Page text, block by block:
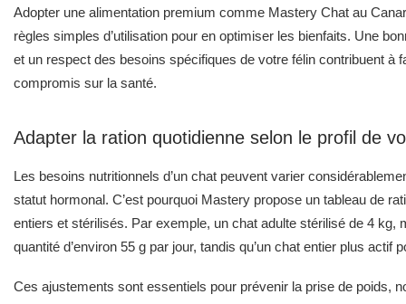
Adopter une alimentation premium comme Mastery Chat au
règles simples d’utilisation pour en optimiser les bienfaits. Une
et un respect des besoins spécifiques de votre félin contribuent
compromis sur la santé.
Adapter la ration quotidienne selon le profil de
Les besoins nutritionnels d’un chat peuvent varier
statut hormonal. C’est pourquoi Mastery propose un tableau de
entiers et stérilisés. Par exemple, un chat adulte stérilisé de 4
quantité d’environ 55 g par jour, tandis qu’un chat entier plus actif
Ces ajustements sont essentiels pour prévenir la prise de poids,